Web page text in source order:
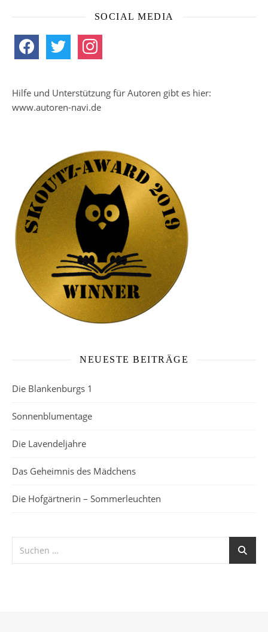
SOCIAL MEDIA
facebook twitter instagram
Hilfe und Unterstützung für Autoren gibt es hier:
www.autoren-navi.de
NEUESTE BEITRÄGE
Die Blankenburgs 1
Sonnenblumentage
Die Lavendeljahre
Das Geheimnis des Mädchens
Die Hofgärtnerin – Sommerleuchten